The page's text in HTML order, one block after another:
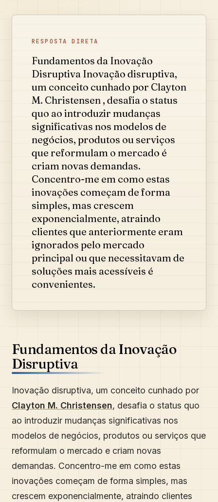
RESPOSTA DIRETA
Fundamentos da Inovação
Disruptiva Inovação disruptiva,
um conceito cunhado por Clayton
M. Christensen , desafia o status
quo ao introduzir mudanças
significativas nos modelos de
negócios, produtos ou serviços
que reformulam o mercado é
criam novas demandas.
Concentro-me em como estas
inovações começam de forma
simples, mas crescem
exponencialmente, atraindo
clientes que anteriormente eram
ignorados pelo mercado
principal ou que necessitavam de
soluções mais acessíveis é
convenientes.
Fundamentos da Inovação
Disruptiva
Inovação disruptiva, um conceito cunhado por
Clayton M. Christensen, desafia o status quo
ao introduzir mudanças significativas nos
modelos de negócios, produtos ou serviços que
reformulam o mercado e criam novas
demandas. Concentro-me em como estas
inovações começam de forma simples, mas
crescem exponencialmente, atraindo clientes